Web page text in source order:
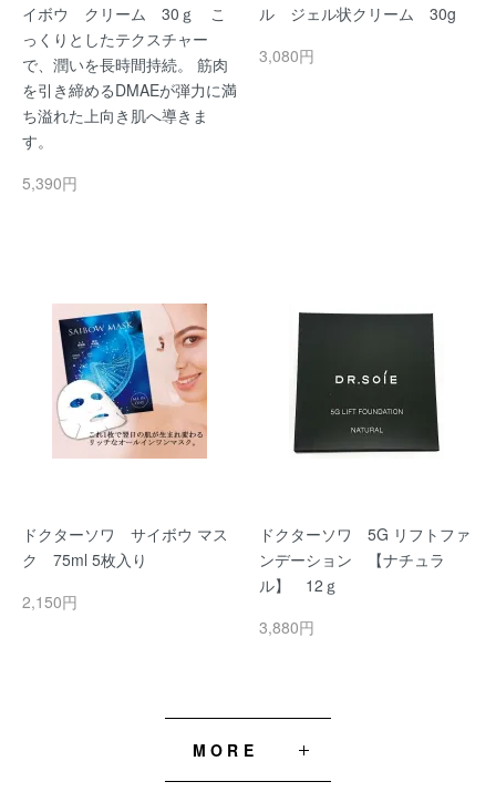
イボウ クリーム 30ｇ こ
っくりとしたテクスチャー
で、潤いを長時間持続。 筋肉
を引き締めるDMAEが弾力に満
ち溢れた上向き肌へ導きま
す。
5,390円
ル ジェル状クリーム 30g
3,080円
ドクターソワ サイボウ マス
ク 75ml 5枚入り
2,150円
ドクターソワ 5G リフトファ
ンデーション 【ナチュラ
ル】 12ｇ
3,880円
MORE